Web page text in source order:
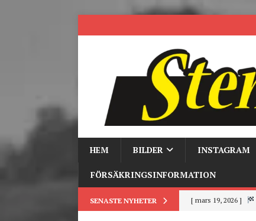
HEM BILDER INSTAGRAM
FÖRSÄKRINGSINFORMATION
SENASTE NYHETER [ mars 19, 2026 ]